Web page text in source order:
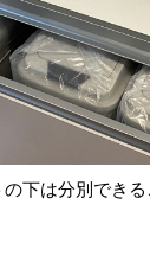
下は分別でき